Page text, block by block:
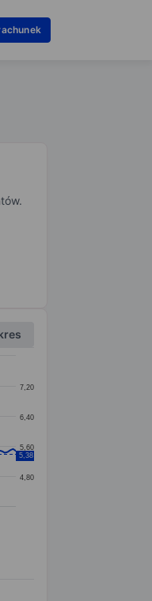
4,80
5,60
6,40
7,20
5,38